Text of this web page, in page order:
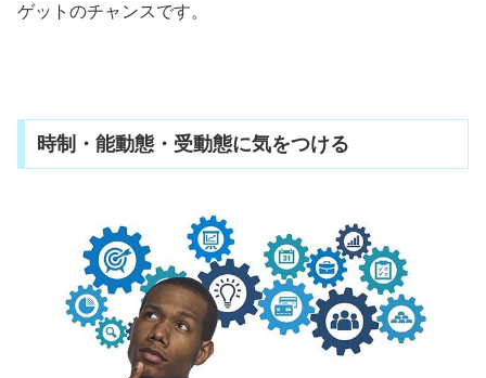
ゲットのチャンスです。
時制・能動態・受動態に気をつける